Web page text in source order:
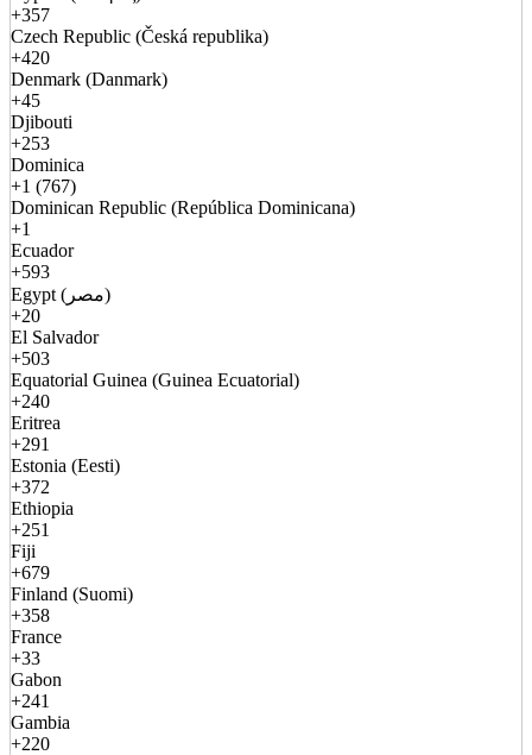
+357
Czech Republic (Česká republika)
+420
Denmark (Danmark)
+45
Djibouti
+253
Dominica
+1 (767)
Dominican Republic (República Dominicana)
+1
Ecuador
+593
Egypt (مصر)
+20
El Salvador
+503
Equatorial Guinea (Guinea Ecuatorial)
+240
Eritrea
+291
Estonia (Eesti)
+372
Ethiopia
+251
Fiji
+679
Finland (Suomi)
+358
France
+33
Gabon
+241
Gambia
+220